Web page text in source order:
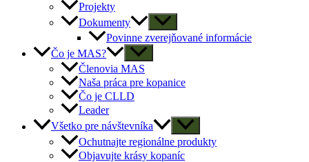
Projekty
Dokumenty
Povinne zverejňované informácie
Čo je MAS?
Členovia MAS
Naša práca pre kopanice
Čo je CLLD
Leader
Všetko pre návštevníka
Ochutnajte regionálne produkty
Objavujte krásy kopaníc